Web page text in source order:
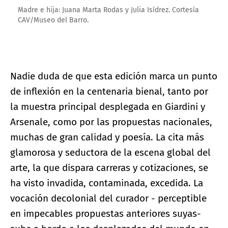
Madre e hija: Juana Marta Rodas y Julia Isídrez. Cortesía
CAV/Museo del Barro.
Nadie duda de que esta edición marca un punto
de inflexión en la centenaria bienal, tanto por
la muestra principal desplegada en Giardini y
Arsenale, como por las propuestas nacionales,
muchas de gran calidad y poesía. La cita más
glamorosa y seductora de la escena global del
arte, la que dispara carreras y cotizaciones, se
ha visto invadida, contaminada, excedida. La
vocación decolonial del curador - perceptible
en impecables propuestas anteriores suyas-